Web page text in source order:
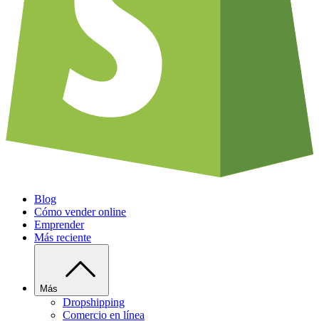
Blog
Cómo vender online
Emprender
Más reciente
Más
Dropshipping
Comercio en línea